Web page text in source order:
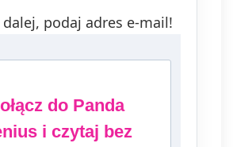
dalej, podaj adres e-mail!
do Panda
i czytaj bez